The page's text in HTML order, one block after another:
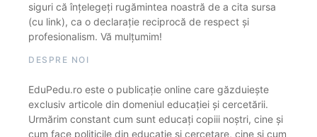
siguri că înțelegeți rugămintea noastră de a cita sursa
(cu link), ca o declarație reciprocă de respect și
profesionalism. Vă mulțumim!
DESPRE NOI
EduPedu.ro este o publicație online care găzduiește
exclusiv articole din domeniul educației și cercetării.
Urmărim constant cum sunt educați copiii noștri, cine și
cum face politicile din educație și cercetare, cine și cum